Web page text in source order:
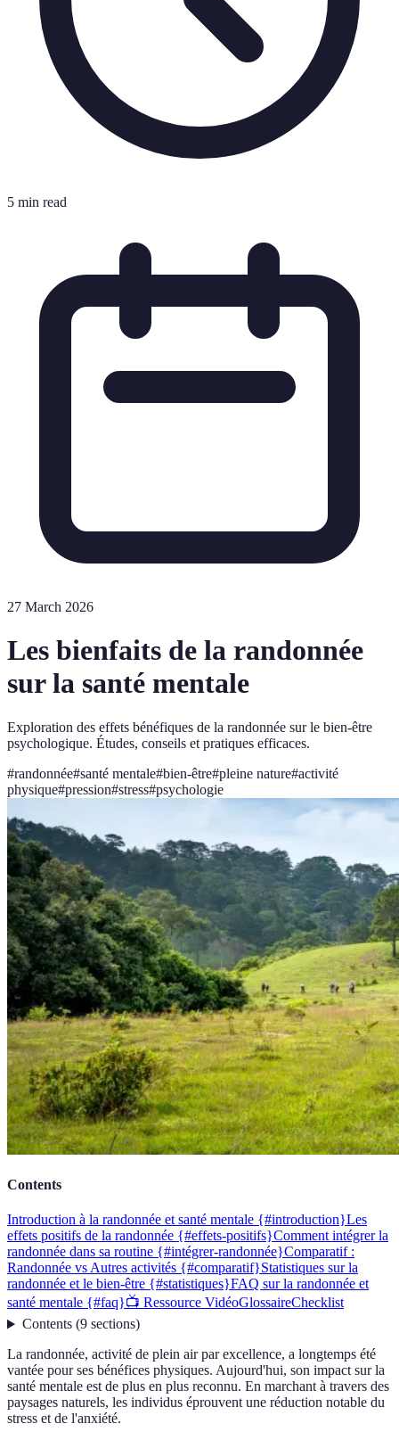
5 min read
27 March 2026
Les bienfaits de la randonnée
sur la santé mentale
Exploration des effets bénéfiques de la randonnée sur le bien-être
psychologique. Études, conseils et pratiques efficaces.
#randonnée#santé mentale#bien-être#pleine nature#activité
physique#pression#stress#psychologie
Contents
Introduction à la randonnée et santé mentale {#introduction}Les
effets positifs de la randonnée {#effets-positifs}Comment intégrer la
randonnée dans sa routine {#intégrer-randonnée}Comparatif :
Randonnée vs Autres activités {#comparatif}Statistiques sur la
randonnée et le bien-être {#statistiques}FAQ sur la randonnée et
santé mentale {#faq}📺 Ressource VidéoGlossaireChecklist
Contents(9 sections)
La randonnée, activité de plein air par excellence, a longtemps été
vantée pour ses bénéfices physiques. Aujourd'hui, son impact sur la
santé mentale est de plus en plus reconnu. En marchant à travers des
paysages naturels, les individus éprouvent une réduction notable du
stress et de l'anxiété.